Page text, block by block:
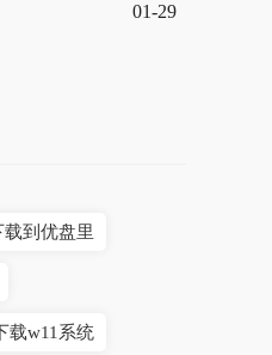
01-29
到优盘里
载w11系统